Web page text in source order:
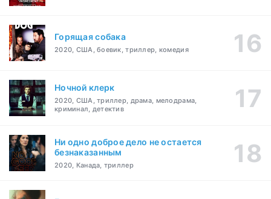
Горящая собака
2020, США, боевик, триллер, комедия
Ночной клерк
2020, США, триллер, драма, мелодрама,
криминал, детектив
Ни одно доброе дело не остается
безнаказанным
2020, Канада, триллер